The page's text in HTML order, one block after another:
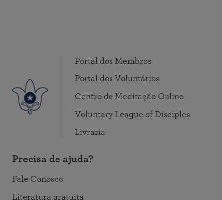
Portal dos Membros
Portal dos Voluntários
Centro de Meditação Online
Voluntary League of Disciples
Livraria
Precisa de ajuda?
Fale Conosco
Literatura gratuita